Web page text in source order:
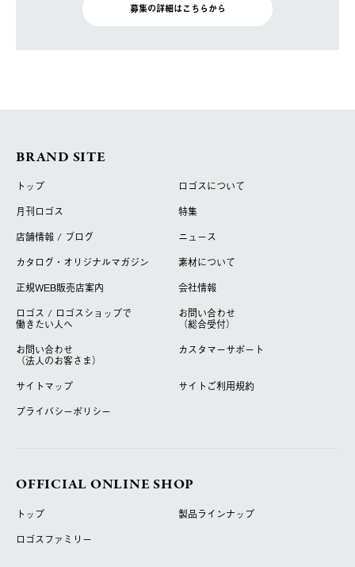
募集の詳細はこちらから
BRAND SITE
トップ
ロゴスについて
月刊ロゴス
特集
店舗情報 / ブログ
ニュース
カタログ・オリジナルマガジン
素材について
正規WEB販売店案内
会社情報
ロゴス / ロゴスショップで
働きたい人へ
お問い合わせ
（総合受付）
お問い合わせ
（法人のお客さま）
カスタマーサポート
サイトマップ
サイトご利用規約
プライバシーポリシー
OFFICIAL ONLINE SHOP
トップ
製品ラインナップ
ロゴスファミリー